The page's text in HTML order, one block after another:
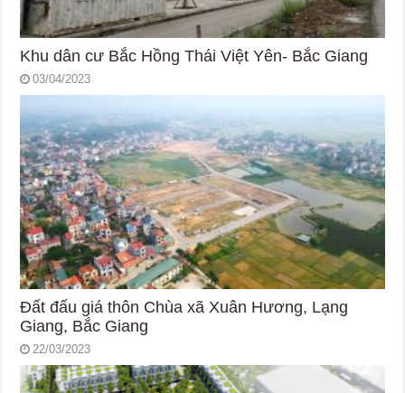
Khu dân cư Bắc Hồng Thái Việt Yên- Bắc Giang
03/04/2023
Đất đấu giá thôn Chùa xã Xuân Hương, Lạng
Giang, Bắc Giang
22/03/2023